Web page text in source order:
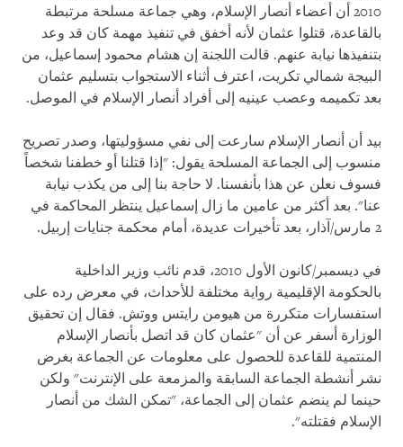
2010 أن أعضاء أنصار الإسلام، وهي جماعة مسلحة مرتبطة
بالقاعدة، قتلوا عثمان لأنه أخفق في تنفيذ مهمة كان قد وعد
بتنفيذها نيابة عنهم. قالت اللجنة إن هشام محمود إسماعيل، من
البيجة شمالي تكريت، اعترف أثناء الاستجواب بتسليم عثمان
بعد تكميمه وعصب عينيه إلى أفراد أنصار الإسلام في الموصل.
بيد أن أنصار الإسلام سارعت إلى نفي مسؤوليتها، وصدر تصريح
منسوب إلى الجماعة المسلحة يقول: "إذا قتلنا أو خطفنا شخصاً
فسوف نعلن عن هذا بأنفسنا. لا حاجة بنا إلى من يكذب نيابة
عنا". بعد أكثر من عامين ما زال إسماعيل ينتظر المحاكمة في
2 مارس/آذار، بعد تأخيرات عديدة، أمام محكمة جنايات إربيل.
في ديسمبر/كانون الأول 2010، قدم نائب وزير الداخلية
بالحكومة الإقليمية رواية مختلفة للأحداث، في معرض رده على
استفسارات متكررة من هيومن رايتس ووتش. فقال إن تحقيق
الوزارة أسفر عن أن "عثمان كان قد اتصل بأنصار الإسلام
المنتمية للقاعدة للحصول على معلومات عن الجماعة بغرض
نشر أنشطة الجماعة السابقة والمزمعة على الإنترنت" ولكن
حينما لم ينضم عثمان إلى الجماعة، "تمكن الشك من أنصار
الإسلام فقتلته".